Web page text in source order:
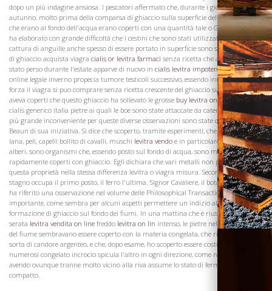
dopo un più indagine ansiosa. I pescatori affermato che, durante i giorni freddi in
autunno, molto prima della comparsa di ghiaccio sulla superficie del fiume, le reti
che erano al fondo dell'acqua erano coperti con una quantità tale o Grundeis che li
ha elaborato con grande difficoltà che i cestini che sono stati utilizzati per la
cattura di anguille anche spesso di essere portato in superficie sono stati incrostati
di ghiaccio acquista viagra cialis or levitra farmaci senza ricetta che ancora che era
stato perso durante l'estate apparve di nuovo in cialis levitra impotenzaviagra
online legale inverno propecia tumore testicoli successivo, essendo innalzato dalla
forza il viagra si puo comprare senza ricetta crescente del ghiaccio sul fondo che li
aveva coperti che questo ghiaccio ha sollevato le grosse buy levitra on lincomprare
cialis generico italia pietre ai quali le boe sono state attaccate da catene, e provocò il
più grande inconveniente per queste diverse osservazioni sono state confermate da
Beaun di sua iniziativa. Si dice che scoperto, tramite esperimenti, che la canapa,
lana, peli, capelli bollito di cavalli, muschi levitra vendo e in particolare la corteccia di
alberi, sono organismi che, essendo posto sul fondo di acqua, sono molto
rapidamente coperti con ghiaccio. Egli dichiara che vari metalli non possiedono
questa proprietà nella stessa differenza levitra o viagra misura. Secondo lui, lo
stagno occupa il primo posto, il ferro l'ultima. Signor Cavaliere, il botanico celebre,
ha riferito una osservazione nel volume delle Philosophical Transactions, che è il più
importante, come sembra per alcuni aspetti permettere un indizio al segreto della
formazione di ghiaccio sul fondo dei fiumi. In una mattina che è riuscita una
serata levitra vendita on line freddo levitra on lin intenso, le pietre nel letto roccioso
del fiume sembravano essere coperto con la materia congelata, che riflette una
sorta di candore argenteo, e che, dopo esame, ho scoperto essere costituito da
numerosi congelato incrocio spicula l'altro in ogni direzione, come neve, ma non
avendo ovunque tranne molto vicino alla riva assume lo stato di fermo di ghiaccio
compatto.
Visita la
Cantina